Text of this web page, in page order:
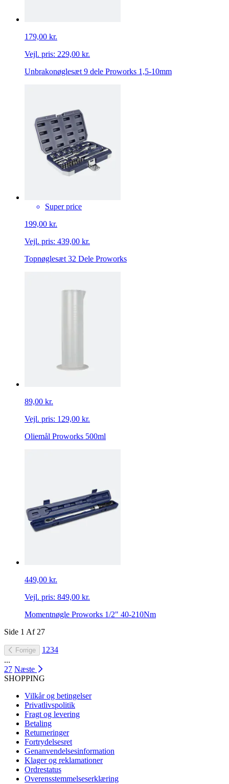
179,00 kr.
Vejl. pris: 229,00 kr.
Unbrakonøglesæt 9 dele Proworks 1,5-10mm
Super price
199,00 kr.
Vejl. pris: 439,00 kr.
Topnøglesæt 32 Dele Proworks
89,00 kr.
Vejl. pris: 129,00 kr.
Oliemål Proworks 500ml
449,00 kr.
Vejl. pris: 849,00 kr.
Momentnøgle Proworks 1/2" 40-210Nm
Side 1 Af 27
Forrige 1 234
...
27 Næste
SHOPPING
Vilkår og betingelser
Privatlivspolitik
Fragt og levering
Betaling
Returneringer
Fortrydelsesret
Genanvendelsesinformation
Klager og reklamationer
Ordrestatus
Overensstemmelseserklæring